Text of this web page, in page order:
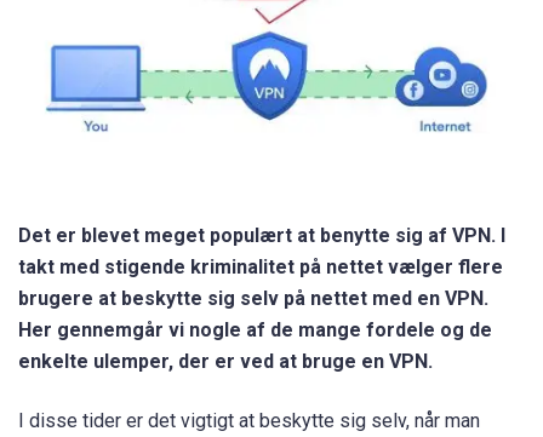
Det er blevet meget populært at benytte sig af VPN. I
takt med stigende kriminalitet på nettet vælger flere
brugere at beskytte sig selv på nettet med en VPN.
Her gennemgår vi nogle af de mange fordele og de
enkelte ulemper, der er ved at bruge en VPN.
I disse tider er det vigtigt at beskytte sig selv, når man